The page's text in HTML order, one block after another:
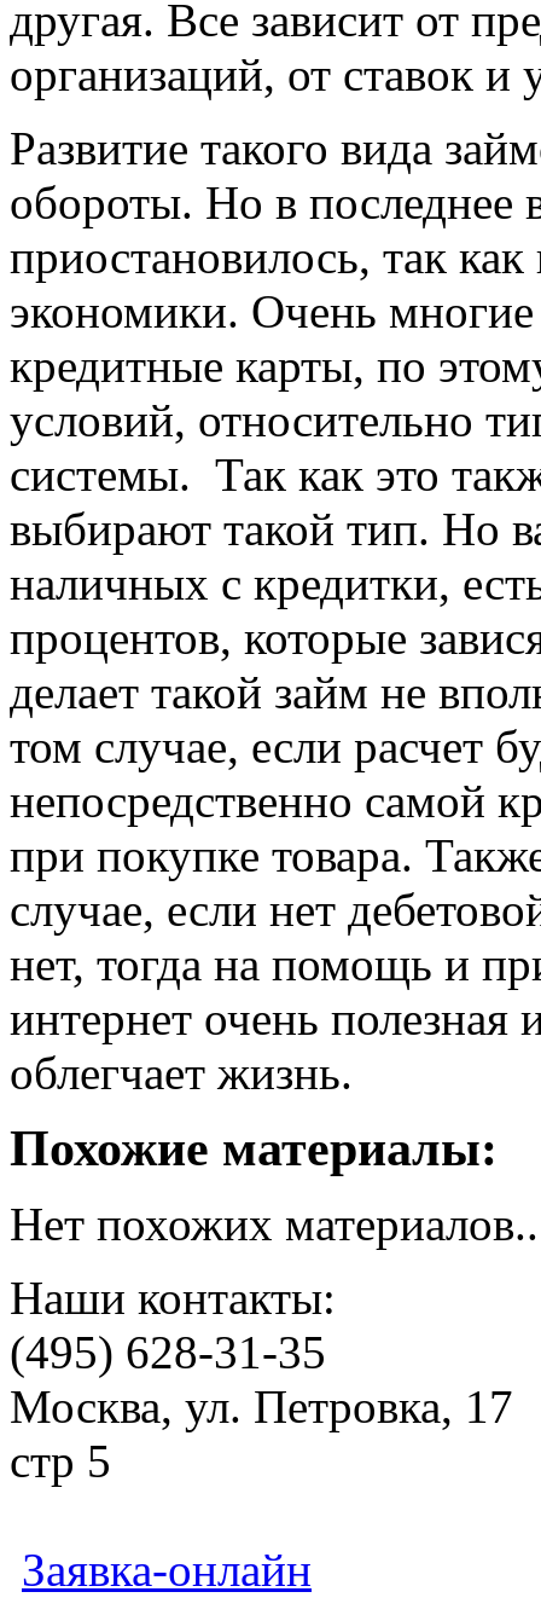
другая. Все зависит от
организаций, от ставок и
Развитие такого вида
обороты. Но в последнее
приостановилось, так как
экономики. Очень
кредитные карты, по
условий, относительно
системы. Так как это
выбирают такой тип. Но
наличных с кредитки,
процентов, которые
делает такой займ не
том случае, если расчет
непосредственно самой
при покупке товара.
случае, если нет
нет, тогда на помощь и
интернет очень полезная
облегчает жизнь.
Похожие материалы:
Нет похожих
Наши контакты:
(495) 628-31-35
Москва, ул. Петровка, 17
стр 5
Заявка-онлайн